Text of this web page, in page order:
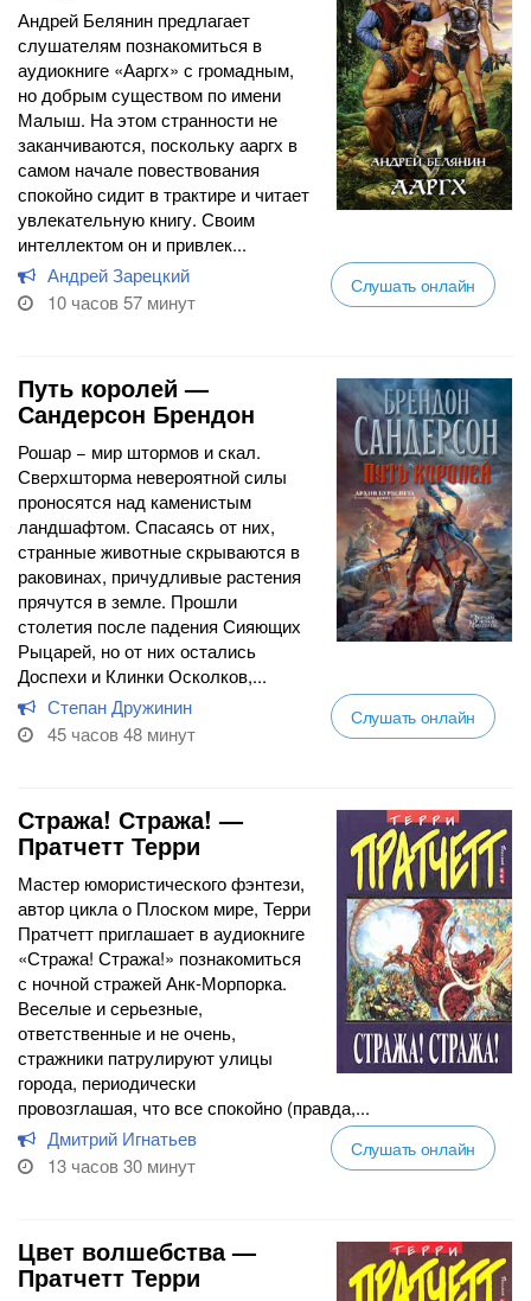
Андрей Белянин предлагает
слушателям познакомиться в
аудиокниге «Ааргх» с громадным,
но добрым существом по имени
Малыш. На этом странности не
заканчиваются, поскольку ааргх в
самом начале повествования
спокойно сидит в трактире и читает
увлекательную книгу. Своим
интеллектом он и привлек...
Андрей Зарецкий
10 часов 57 минут
Слушать онлайн
Путь королей —
Сандерсон Брендон
Рошар − мир штормов и скал.
Сверхшторма невероятной силы
проносятся над каменистым
ландшафтом. Спасаясь от них,
странные животные скрываются в
раковинах, причудливые растения
прячутся в земле. Прошли
столетия после падения Сияющих
Рыцарей, но от них остались
Доспехи и Клинки Осколков,...
Степан Дружинин
45 часов 48 минут
Слушать онлайн
Стража! Стража! —
Пратчетт Терри
Мастер юмористического фэнтези,
автор цикла о Плоском мире, Терри
Пратчетт приглашает в аудиокниге
«Стража! Стража!» познакомиться
с ночной стражей Анк-Морпорка.
Веселые и серьезные,
ответственные и не очень,
стражники патрулируют улицы
города, периодически
провозглашая, что все спокойно (правда,...
Дмитрий Игнатьев
13 часов 30 минут
Слушать онлайн
Цвет волшебства —
Пратчетт Терри